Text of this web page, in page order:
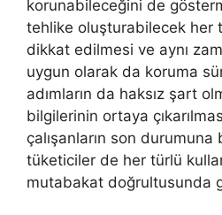
korunabileceğini de
tehlike oluşturabilecek her
dikkat edilmesi ve aynı
uygun olarak da koruma
adımların da haksız şart
bilgilerinin ortaya
çalışanların son durumuna
tüketiciler de her türlü
mutabakat doğrultusunda